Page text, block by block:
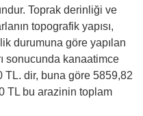
Toprak derinliği ve
topografik yapısı,
durumuna göre yapılan
sonucunda kanaatimce
TL. dir, buna göre 5859,82
TL bu arazinin toplam